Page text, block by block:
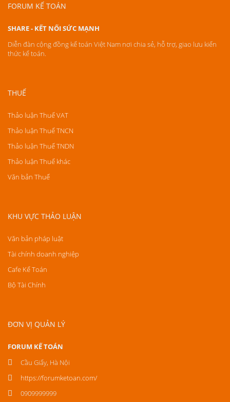
FORUM KẾ TOÁN
SHARE - KẾT NỐI SỨC MẠNH
Diễn đàn cộng đồng kế toán Việt Nam nơi chia sẻ, hỗ trợ, giao lưu kiến
thức kế toán.
THUẾ
Thảo luận Thuế VAT
Thảo luận Thuế TNCN
Thảo luận Thuế TNDN
Thảo luận Thuế khác
Văn bản Thuế
KHU VỰC THẢO LUẬN
Văn bản pháp luật
Tài chính doanh nghiệp
Cafe Kế Toán
Bộ Tài Chính
ĐƠN VỊ QUẢN LÝ
FORUM KẾ TOÁN
Cầu Giấy, Hà Nội
https://forumketoan.com/
0909999999